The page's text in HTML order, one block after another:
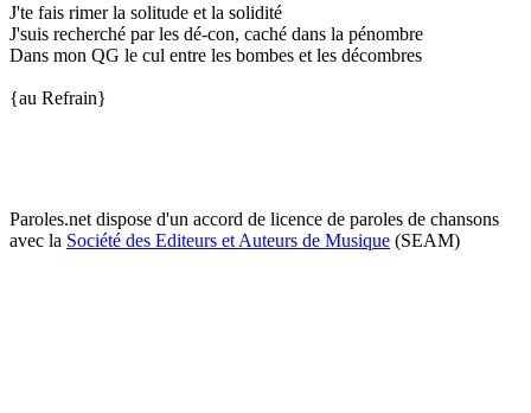
J'te fais rimer la solitude et la solidité
J'suis recherché par les dé-con, caché dans la pénombre
Dans mon QG le cul entre les bombes et les décombres
{au Refrain}
Paroles.net dispose d'un accord de licence de paroles de chansons
avec la Société des Editeurs et Auteurs de Musique (SEAM)